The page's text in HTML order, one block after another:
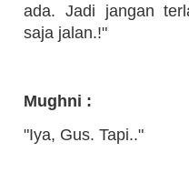
ada. Jadi jangan
saja jalan.!"
Mughni :
"Iya, Gus. Tapi.."